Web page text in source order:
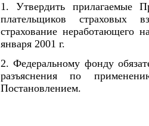
1. Утвердить прилагаемые
плательщиков страховых
страхование неработающего
января 2001 г.
2. Федеральному фонду
разъяснения по
Постановлением.